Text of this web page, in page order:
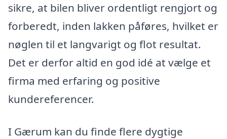
sikre, at bilen bliver ordentligt rengjort og
forberedt, inden lakken påføres, hvilket er
nøglen til et langvarigt og flot resultat.
Det er derfor altid en god idé at vælge et
firma med erfaring og positive
kundereferencer.
I Gærum kan du finde flere dygtige